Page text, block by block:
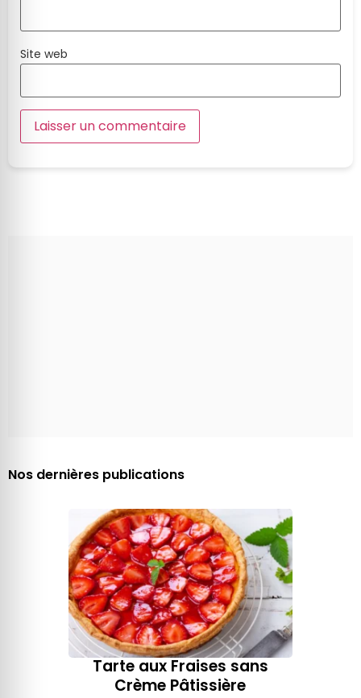
Site web
Nos dernières publications
Tarte aux Fraises sans
Crème Pâtissière